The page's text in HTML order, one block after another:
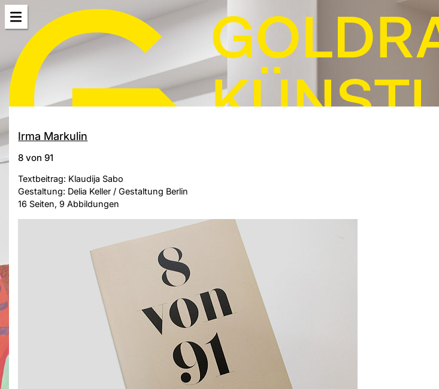
Irma Markulin
8 von 91
Textbeitrag: Klaudija Sabo
Gestaltung: Delia Keller / Gestaltung Berlin
16 Seiten, 9 Abbildungen